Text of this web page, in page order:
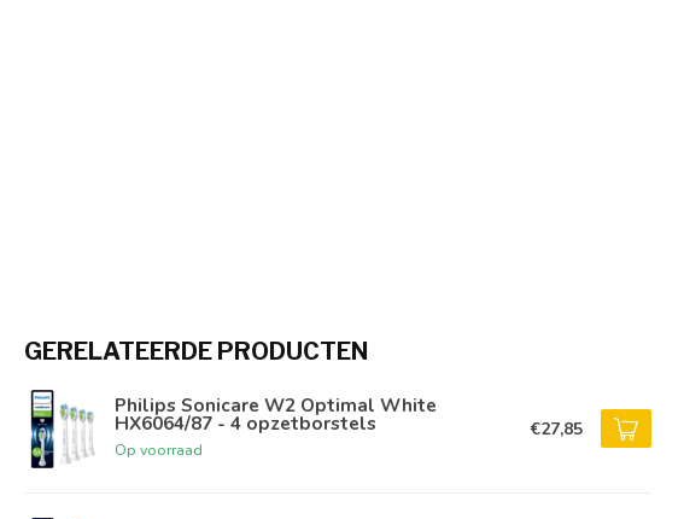
GERELATEERDE PRODUCTEN
Philips Sonicare W2 Optimal White
HX6064/87 - 4 opzetborstels
Op voorraad
€27,85